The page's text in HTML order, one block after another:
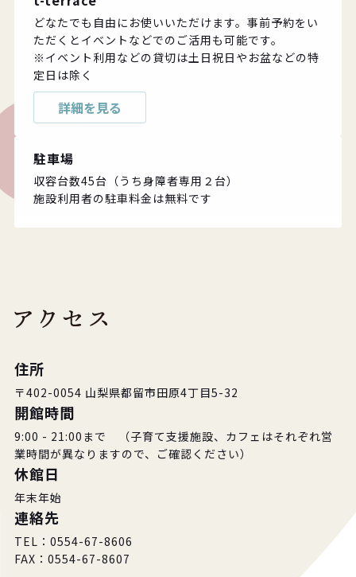
どなたでも自由にお使いいただけます。事前予約をい
ただくとイベントなどでのご活用も可能です。
※イベント利用などの貸切は土日祝日やお盆などの特
定日は除く
詳細を見る
駐車場
収容台数45台（うち身障者専用２台）
施設利用者の駐車料金は無料です
住所
〒402-0054 山梨県都留市田原4丁目5-32
開館時間
9:00 - 21:00まで （子育て支援施設、カフェはそれぞれ営
業時間が異なりますので、ご確認ください）
休館日
年末年始
連絡先
TEL：0554-67-8606
FAX：0554-67-8607